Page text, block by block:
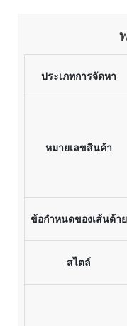
ประเภทการจัดหา
หมายเลขสินค้า
ข้อกำหนดของเส้นด้าย
สไตล์